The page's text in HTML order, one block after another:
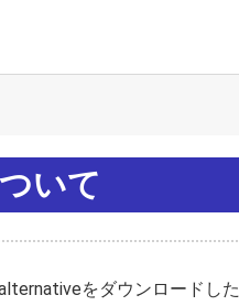
いて
をダウンロードした